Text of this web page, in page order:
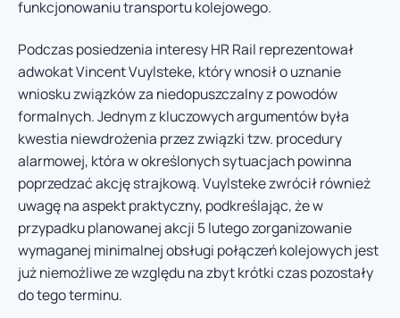
funkcjonowaniu transportu kolejowego.
Podczas posiedzenia interesy HR Rail reprezentował
adwokat Vincent Vuylsteke, który wnosił o uznanie
wniosku związków za niedopuszczalny z powodów
formalnych. Jednym z kluczowych argumentów była
kwestia niewdrożenia przez związki tzw. procedury
alarmowej, która w określonych sytuacjach powinna
poprzedzać akcję strajkową. Vuylsteke zwrócił również
uwagę na aspekt praktyczny, podkreślając, że w
przypadku planowanej akcji 5 lutego zorganizowanie
wymaganej minimalnej obsługi połączeń kolejowych jest
już niemożliwe ze względu na zbyt krótki czas pozostały
do tego terminu.